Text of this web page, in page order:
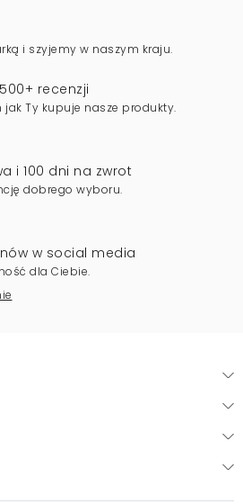
i szyjemy w naszym kraju.
recenzji
Ty kupuje nasze produkty.
i 100 dni na zwrot
dobrego wyboru.
w social media
dla Ciebie.